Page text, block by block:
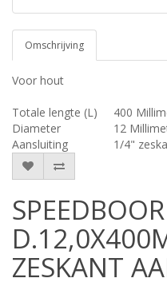
Omschrijving
Voor hout
Totale lengte (L)
400
Diameter
12
Aansluiting
1/4"
ZESKANT